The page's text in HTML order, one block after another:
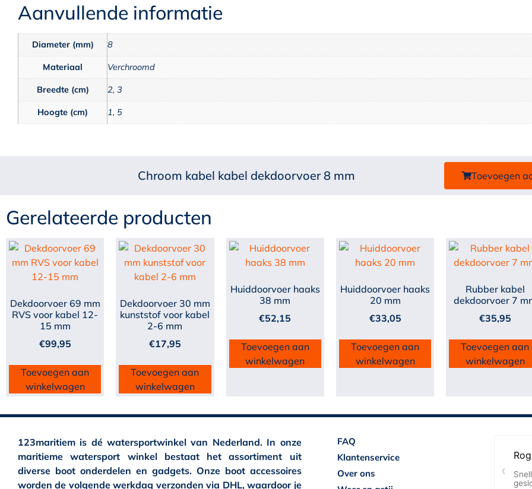
Aanvullende informatie
Diameter (mm) 8
Materiaal Verchroomd
Breedte (cm) 2, 3
Hoogte (cm) 1, 5
Chroom kabel kabel dekdoorvoer 8 mm Toevoegen
Gerelateerde producten
Dekdoorvoer 69 mm
RVS voor kabel 12-
15 mm
€99,95
Toevoegen aan
winkelwagen
Dekdoorvoer 30 mm
kunststof voor kabel
2-6 mm
€17,95
Toevoegen aan
winkelwagen
Huiddoorvoer haaks
38 mm
€52,15
Toevoegen aan
winkelwagen
Huiddoorvoer haaks
20 mm
€33,05
Toevoegen aan
winkelwagen
Rubber kabel
dekdoorvoer 7
€35,95
Toevoegen aan
winkelwagen
123maritiem is dé watersportwinkel van Nederland. In onze
maritieme watersport winkel bestaat het assortiment uit
diverse boot onderdelen en gadgets. Onze boot accessoires
worden de volgende werkdag verzonden via DHL, waardoor je
FAQ
Klantenservice
Over ons